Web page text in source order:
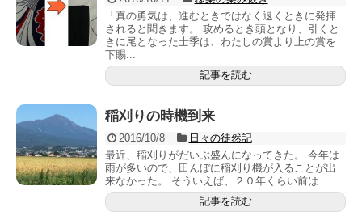
「真の勇気は、進むときではなく退くときに発揮
されると聞きます。 攻めるとき頭となり、引くと
きに尾となった士季は、わたしの賞より上の賞を
下賜...
記事を読む
稲刈りの時機到来
2016/10/8
日々の徒然記
最近、稲刈りがだいぶ盛んになってきた。 今年は
雨が多いので、田んぼに稲刈り機が入ることが出
来なかった。 そういえば、２０年くらい前は...
記事を読む